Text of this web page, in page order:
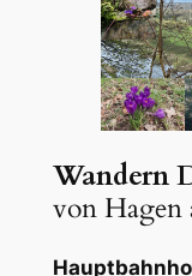
Wandern
von Hagen